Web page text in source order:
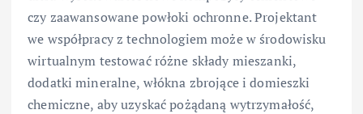
czy zaawansowane powłoki ochronne. Projektant
we współpracy z technologiem może w środowisku
wirtualnym testować różne składy mieszanki,
dodatki mineralne, włókna zbrojące i domieszki
chemiczne, aby uzyskać pożądaną wytrzymałość,